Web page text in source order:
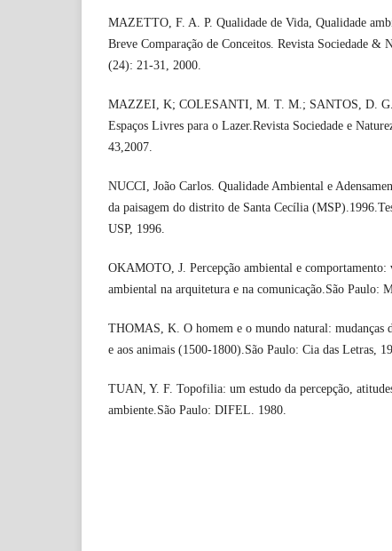
MAZETTO, F. A. P. Qualidade de Vida, Qualidade
Breve Comparação de Conceitos. Revista Sociedade &
(24): 21-31, 2000.
MAZZEI, K; COLESANTI, M. T. M.; SANTOS, D. G.
Espaços Livres para o Lazer.Revista Sociedade e
43,2007.
NUCCI, João Carlos. Qualidade Ambiental e
da paisagem do distrito de Santa Cecília
USP, 1996.
OKAMOTO, J. Percepção ambiental e comportamento:
ambiental na arquitetura e na comunicação.São Paulo:
THOMAS, K. O homem e o mundo natural: mudanças
e aos animais (1500-1800).São Paulo: Cia das Letras,
TUAN, Y. F. Topofilia: um estudo da percepção,
ambiente.São Paulo: DIFEL. 1980.